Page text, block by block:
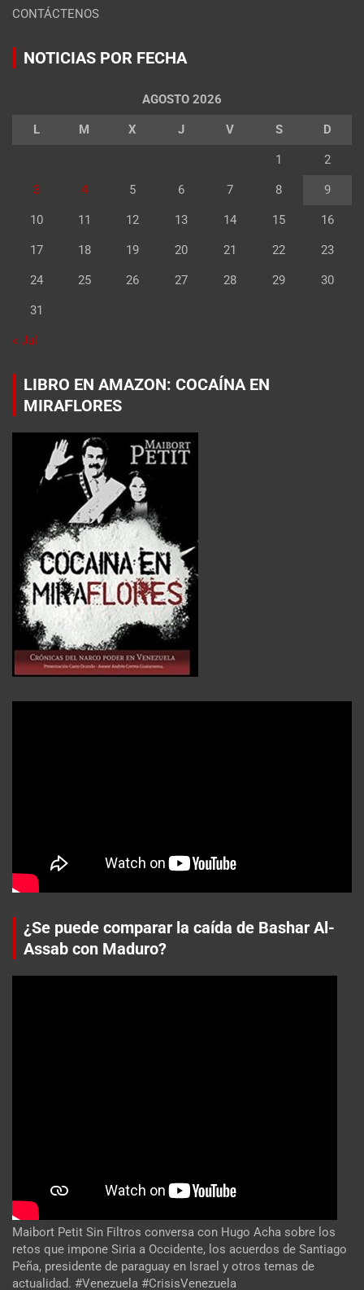
CONTÁCTENOS
NOTICIAS POR FECHA
AGOSTO 2026
L M X J V S D
1 2
3 4 5 6 7 8 9
10 11 12 13 14 15 16
17 18 19 20 21 22 23
24 25 26 27 28 29 30
31
« Jul
LIBRO EN AMAZON: COCAÍNA EN
MIRAFLORES
¿Se puede comparar la caída de Bashar Al-
Assab con Maduro?
Maibort Petit Sin Filtros conversa con Hugo Acha sobre los
retos que impone Siria a Occidente, los acuerdos de Santiago
Peña, presidente de paraguay en Israel y otros temas de
actualidad. #Venezuela #CrisisVenezuela